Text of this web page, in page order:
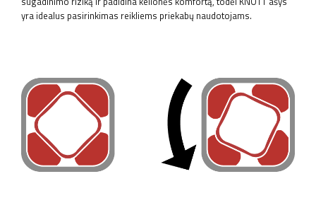
yra idealus pasirinkimas reikliems priekabų naudotojams.